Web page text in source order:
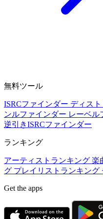
無料ツール
ISRCファインダー ディス
ンルファインダー レーベル
逆引きISRCファインダー
ランキング
アーティストランキング 楽
グ プレイリストランキング
Get the apps